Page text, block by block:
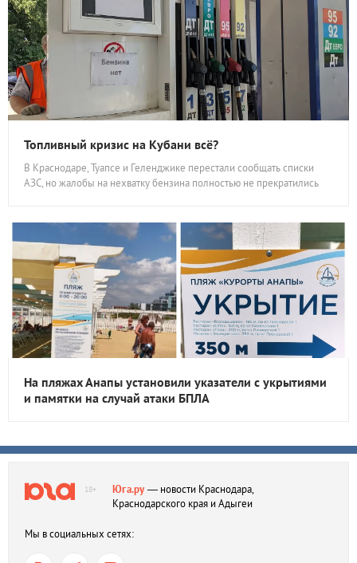
Топливный кризис на Кубани всё?
В Краснодаре, Туапсе и Геленджике перестали сообщать списки
АЗС, но жалобы на нехватку бензина полностью не прекратились
На пляжах Анапы установили указатели с укрытиями
и памятки на случай атаки БПЛА
18+ Юга.ру— новости Краснодара,
Краснодарского края и Адыгеи
Мы в социальных сетях: